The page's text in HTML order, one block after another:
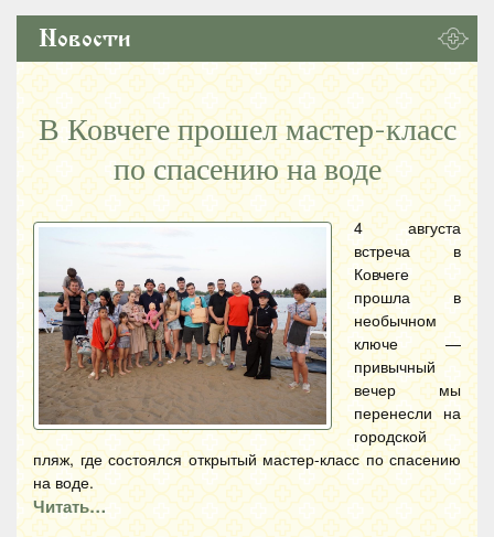
Новости
В Ковчеге прошел мастер-класс
по спасению на воде
4 августа
встреча в
Ковчеге
прошла в
необычном
ключе —
привычный
вечер мы
перенесли на
городской
пляж, где состоялся открытый мастер-класс по спасению
на воде.
Читать…